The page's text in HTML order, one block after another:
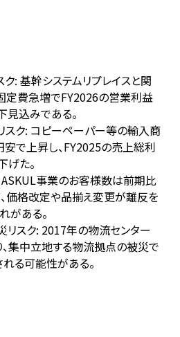
ク: 基幹システムリプレイスと関
定費急増でFY2026の営業利益
込みである。
スク: コピーペーパー等の輸入商
で上昇し、FY2025の売上総利
た。
事業のお客様数は前期比
価格改定や品揃え変更が離反を
がある。
リスク: 2017年の物流センター
集中立地する物流拠点の被災で
る可能性がある。